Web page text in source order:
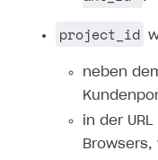
project_id
neben
in der
Browsers,